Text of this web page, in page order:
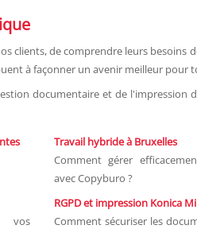
clients, de comprendre leurs
à façonner un avenir meilleur pour
documentaire et de
Travail hybride à Bruxelles
Comment gérer
avec Copyburo ?
vos
RGPD et impression Konica
Comment sécuriser les